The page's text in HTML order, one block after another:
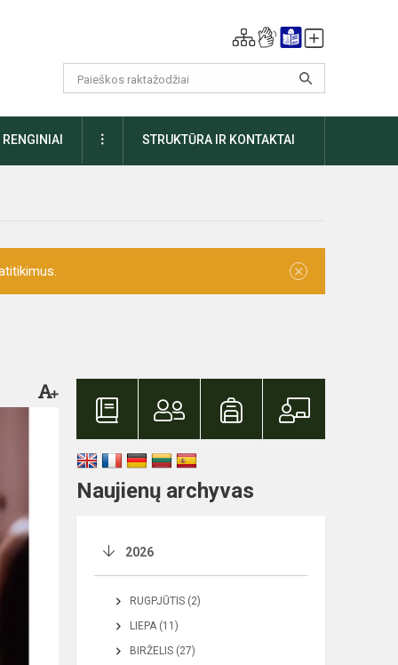
RENGINIAI DAUGIAUSTRUKTŪRA IR KONTAKTAI
×
Naujienų archyvas
2026
RUGPJŪTIS (2)
LIEPA (11)
BIRŽELIS (27)